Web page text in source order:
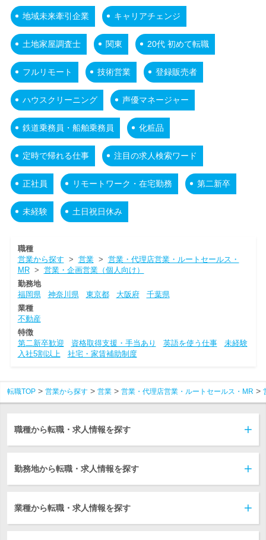
地域未来牽引企業 キャリアチェンジ
土地家屋調査士 関東 20代 初めて転職
フルリモート 技術営業 登録販売者
ハウスクリーニング 声優マネージャー
鉄道乗務員・船舶乗務員 化粧品
定時で帰れる仕事 注目の求人検索ワード
正社員 リモートワーク・在宅勤務 第二新卒
未経験 土日祝日休み
職種
営業から探す > 営業> 営業・代理店営業・ルートセールス・
MR> 営業・企画営業（個人向け）
勤務地
福岡県
神奈川県 東京都 大阪府
千葉県
業種
不動産
特徴
第二新卒歓迎
資格取得支援・手当あり 英語を使う仕事
未経験
入社5割以上
社宅・家賃補助制度
転職TOP 営業から探す 営業 営業・代理店営業・ルートセールス・MR
職種から転職・求人情報を探す
勤務地から転職・求人情報を探す
業種から転職・求人情報を探す